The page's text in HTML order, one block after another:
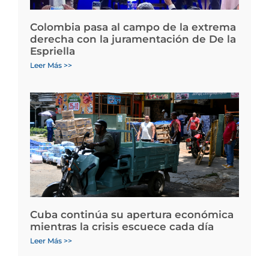
Colombia pasa al campo de la extrema
derecha con la juramentación de De la
Espriella
Leer Más >>
Cuba continúa su apertura económica
mientras la crisis escuece cada día
Leer Más >>